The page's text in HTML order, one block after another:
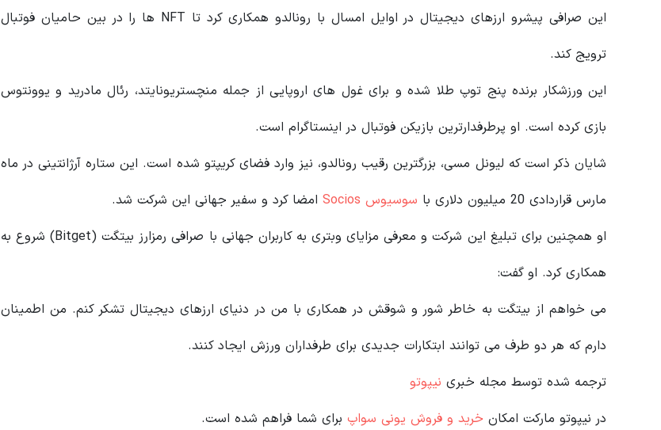
این صرافی پیشرو ارزهای دیجیتال در اوایل امسال با رونالدو همکاری کرد تا NFT ها را در بین حامیان فوتبال
ترویج کند.
این ورزشکار برنده پنج توپ طلا شده و برای غول های اروپایی از جمله منچستریونایتد، رئال مادرید و یوونتوس
بازی کرده است. او پرطرفدارترین بازیکن فوتبال در اینستاگرام است.
شایان ذکر است که لیونل مسی، بزرگترین رقیب رونالدو، نیز وارد فضای کریپتو شده است. این ستاره آرژانتینی در ماه
مارس قراردادی 20 میلیون دلاری با
سوسیوس Socios
امضا کرد و سفیر جهانی این شرکت شد.
او همچنین برای تبلیغ این شرکت و معرفی مزایای وبتری به کاربران جهانی با صرافی رمزارز بیتگت (Bitget) شروع به
همکاری کرد. او گفت:
می‌ خواهم از بیتگت به خاطر شور و شوقش در همکاری با من در دنیای ارزهای دیجیتال تشکر کنم. من اطمینان
دارم که هر دو طرف می توانند ابتکارات جدیدی برای طرفداران ورزش ایجاد کنند.
ترجمه شده توسط مجله خبری نیپوتو
در نیپوتو مارکت امکان خرید و فروش یونی سواپ برای شما فراهم شده است.